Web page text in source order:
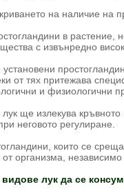
на наличие на
в растение,
с извънредно
от тях притежава
и физиологични
ще излекува
неговото регулиране.
които се
организма,
лук да се